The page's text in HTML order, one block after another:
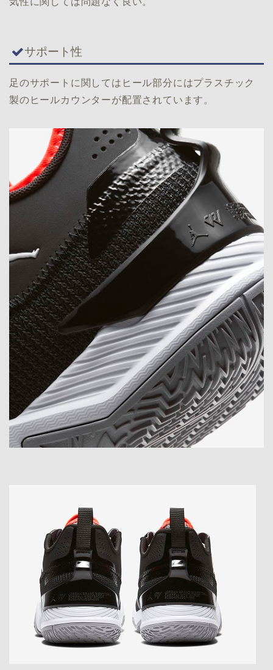
サポート性
足のサポートに関してはヒール部分にはプラスチック
製のヒールカウンターが配置されています。